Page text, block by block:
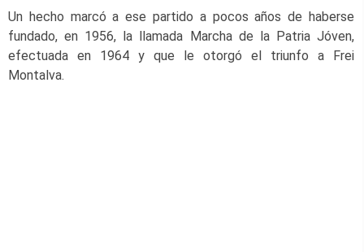
Un hecho marcó a ese partido a pocos años de haberse
fundado, en 1956, la llamada Marcha de la Patria Jóven,
efectuada en 1964 y que le otorgó el triunfo a Frei
Montalva.